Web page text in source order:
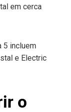
em cerca
5 incluem
e Electric
o